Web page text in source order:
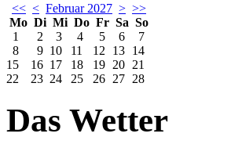
<< < Februar 2027 > >>
Mo Di Mi Do Fr Sa So
1
2 3 4 5 6
7
8
9 10 11 12 13 14
15
16 17 18 19 20 21
22
23 24 25 26 27 28
Das Wetter